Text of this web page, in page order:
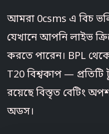
আমরা 0csms এ বিচ
যেখানে আপনি লাইভ
করতে পারেন। BPL
T20 বিশ্বকাপ — প্রতিটি
রয়েছে বিস্তৃত বেটিং
অডস।